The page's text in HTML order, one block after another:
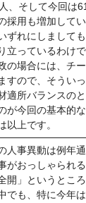
、そして今回は
採用も増加して
ずれにしまして
立っているわけ
の場合には、チ
すので、そうい
適所バランスの
が今回の基本的
以上です。
人事異動は例年
がおっしゃられ
開」というとこ
でも、特に今年